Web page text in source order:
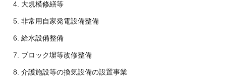
大規模修繕等
非常用自家発電設備整備
給水設備整備
ブロック塀等改修整備
介護施設等の換気設備の設置事業